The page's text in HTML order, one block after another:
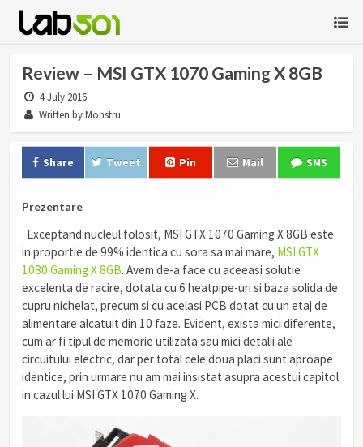
Review – MSI GTX 1070 Gaming X 8GB
4 July 2016
Written by Monstru
Share Tweet Pin Mail SMS
Prezentare
Exceptand nucleul folosit, MSI GTX 1070 Gaming X 8GB este
in proportie de 99% identica cu sora sa mai mare, MSI GTX
1080 Gaming X 8GB. Avem de-a face cu aceeasi solutie
excelenta de racire, dotata cu 6 heatpipe-uri si baza solida de
cupru nichelat, precum si cu acelasi PCB dotat cu un etaj de
alimentare alcatuit din 10 faze. Evident, exista mici diferente,
cum ar fi tipul de memorie utilizata sau mici detalii ale
circuitului electric, dar per total cele doua placi sunt aproape
identice, prin urmare nu am mai insistat asupra acestui capitol
in cazul lui MSI GTX 1070 Gaming X.